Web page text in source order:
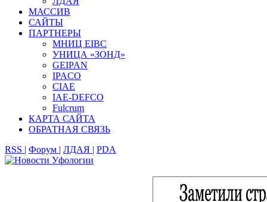
МАССИВ
САЙТЫ
ПАРТНЕРЫ
МНИЦ EIBC
УНИЦА «ЗОНД»
GEIPAN
IPACO
CIAE
IAE-DEFCO
Fulcrum
КАРТА САЙТА
ОБРАТНАЯ СВЯЗЬ
RSS | Форум | ЛДАЯ | PDA